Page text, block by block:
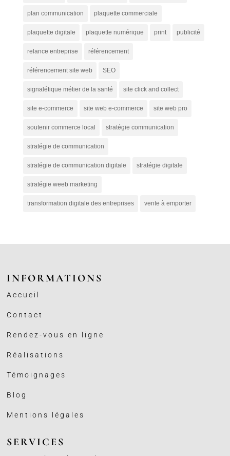
plan communication plaquette commerciale
plaquette digitale plaquette numérique print publicité
relance entreprise référencement
référencement site web SEO
signalétique métier de la santé site click and collect
site e-commerce site web e-commerce site web pro
soutenir commerce local stratégie communication
stratégie de communication
stratégie de communication digitale stratégie digitale
stratégie weeb marketing
transformation digitale des entreprises vente à emporter
INFORMATIONS
Accueil
Contact
Rendez-vous en ligne
Réalisations
Témoignages
Blog
Mentions légales
SERVICES